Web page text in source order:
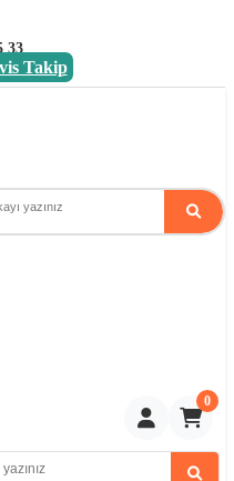
33
Takip
0